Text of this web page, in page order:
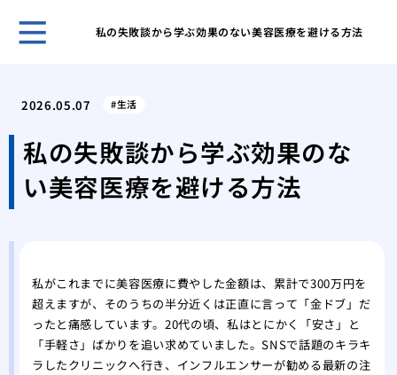
私の失敗談から学ぶ効果のない美容医療を避ける方法
の
肌
脱
のこ
2026.05.07 生活
私の失敗談から学ぶ効果のな
い美容医療を避ける方法
私がこれまでに美容医療に費やした金額は、累計で300万円を
超えますが、そのうちの半分近くは正直に言って「金ドブ」だ
ったと痛感しています。20代の頃、私はとにかく「安さ」と
「手軽さ」ばかりを追い求めていました。SNSで話題のキラキ
ラしたクリニックへ行き、インフルエンサーが勧める最新の注